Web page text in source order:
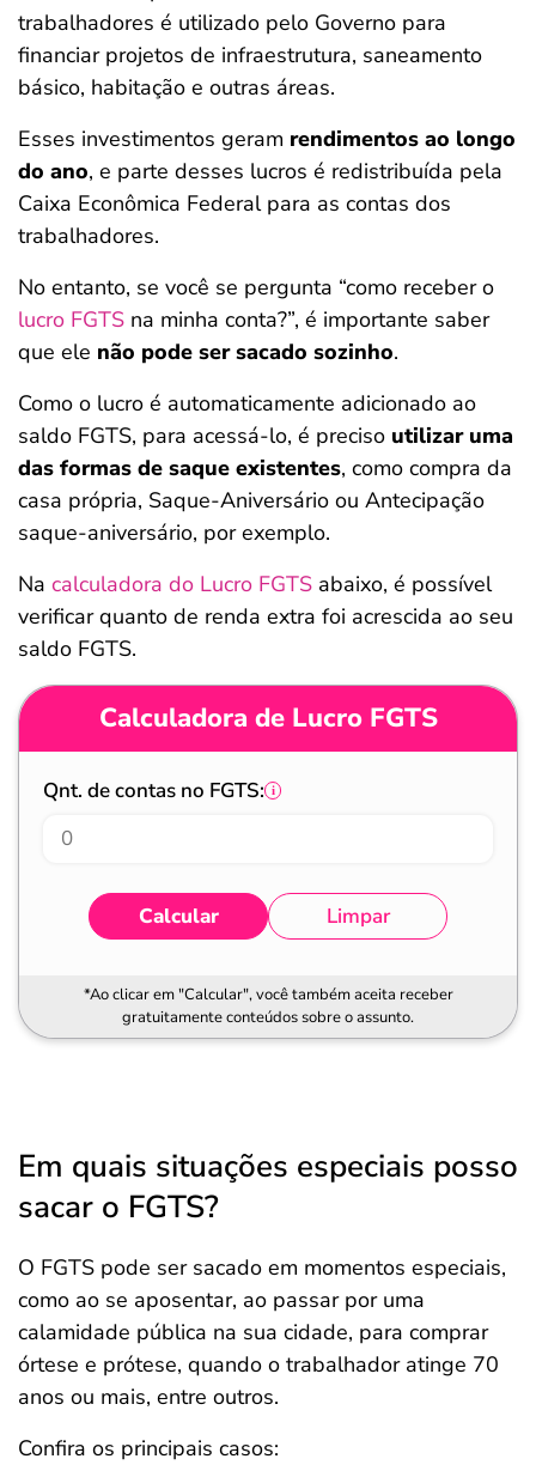
trabalhadores é utilizado pelo Governo para
financiar projetos de infraestrutura, saneamento
básico, habitação e outras áreas.
Esses investimentos geram rendimentos ao longo
do ano, e parte desses lucros é redistribuída pela
Caixa Econômica Federal para as contas dos
trabalhadores.
No entanto, se você se pergunta “como receber o
lucro FGTS na minha conta?”, é importante saber
que ele não pode ser sacado sozinho.
Como o lucro é automaticamente adicionado ao
saldo FGTS, para acessá-lo, é preciso utilizar uma
das formas de saque existentes, como compra da
casa própria, Saque-Aniversário ou Antecipação
saque-aniversário, por exemplo.
Na calculadora do Lucro FGTS abaixo, é possível
verificar quanto de renda extra foi acrescida ao seu
saldo FGTS.
Calculadora de Lucro FGTS
Qnt. de contas no FGTS:
Calcular Limpar
*Ao clicar em "Calcular", você também aceita receber
gratuitamente conteúdos sobre o assunto.
Em quais situações especiais posso
sacar o FGTS?
O FGTS pode ser sacado em momentos especiais,
como ao se aposentar, ao passar por uma
calamidade pública na sua cidade, para comprar
órtese e prótese, quando o trabalhador atinge 70
anos ou mais, entre outros.
Confira os principais casos: